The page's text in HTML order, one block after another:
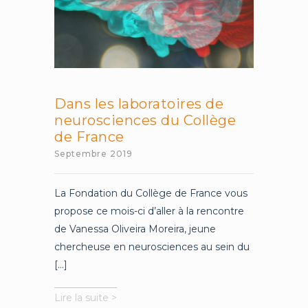
Dans les laboratoires de
neurosciences du Collège
de France
Septembre 2019
La Fondation du Collège de France vous
propose ce mois-ci d’aller à la rencontre
de Vanessa Oliveira Moreira, jeune
chercheuse en neurosciences au sein du
[...]
Lire la suite >